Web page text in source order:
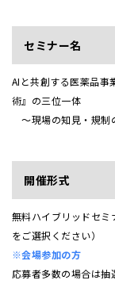
セミナー名
AIと共創する医薬品事
術』の三位一体
～現場の知見・規制
開催形式
無料ハイブリッドセミ
をご選択ください）
※会場参加の方
応募者多数の場合は抽